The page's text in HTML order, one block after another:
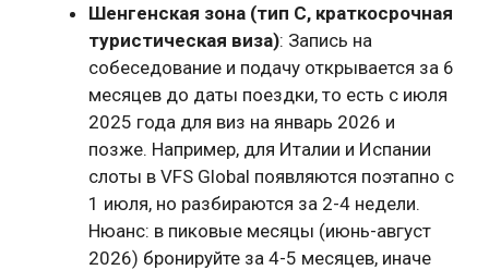
Шенгенская зона (тип C, краткосрочная
туристическая виза): Запись на
собеседование и подачу открывается за 6
месяцев до даты поездки, то есть с июля
2025 года для виз на январь 2026 и
позже. Например, для Италии и Испании
слоты в VFS Global появляются поэтапно с
1 июля, но разбираются за 2-4 недели.
Нюанс: в пиковые месяцы (июнь-август
2026) бронируйте за 4-5 месяцев, иначе